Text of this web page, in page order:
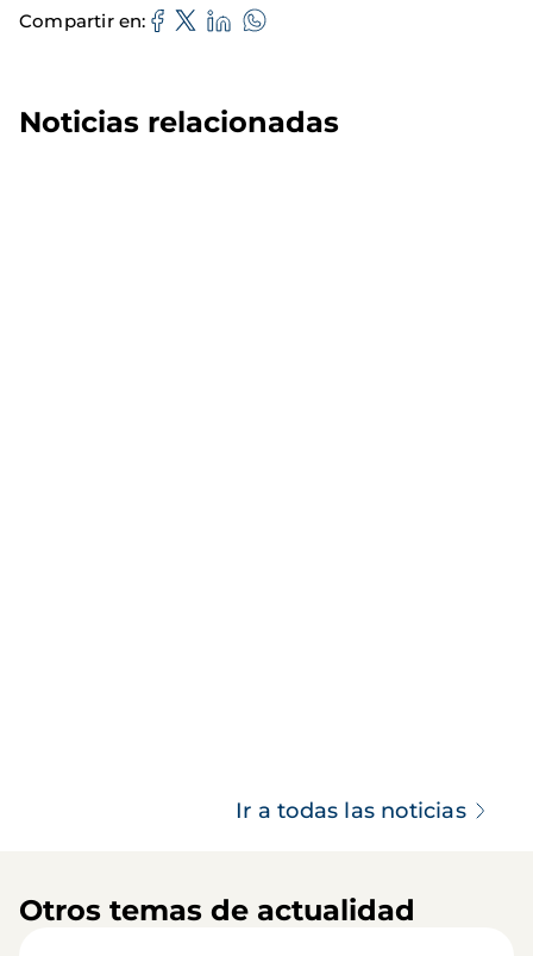
Compartir en
Noticias relacionadas
Ir a todas las noticias
Otros temas de actualidad